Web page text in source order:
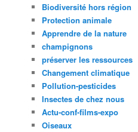
Biodiversité hors région
Protection animale
Apprendre de la nature
champignons
préserver les ressources
Changement climatique
Pollution-pesticides
Insectes de chez nous
Actu-conf-films-expo
Oiseaux